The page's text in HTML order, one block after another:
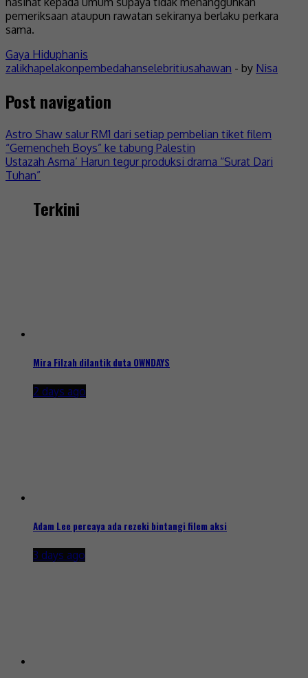
pemeriksaan ataupun rawatan sekiranya berlaku perkara
sama.
Gaya Hiduphanis
zalikhapelakonpembedahanselebritiusahawan - by Nisa
Post navigation
Astro Shaw salur RM1 dari setiap pembelian tiket filem
“Gemencheh Boys” ke tabung Palestin
Ustazah Asma’ Harun tegur produksi drama “Surat Dari
Tuhan”
Terkini
Mira Filzah dilantik duta OWNDAYS
2 days ago
Adam Lee percaya ada rezeki bintangi filem aksi
3 days ago